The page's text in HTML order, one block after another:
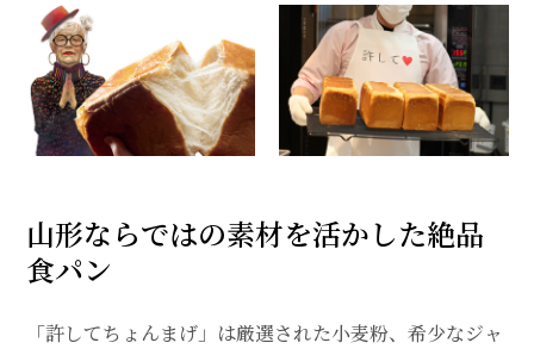
山形ならではの素材を活かした絶品
食パン
「許してちょんまげ」は厳選された小麦粉、希少なジャ